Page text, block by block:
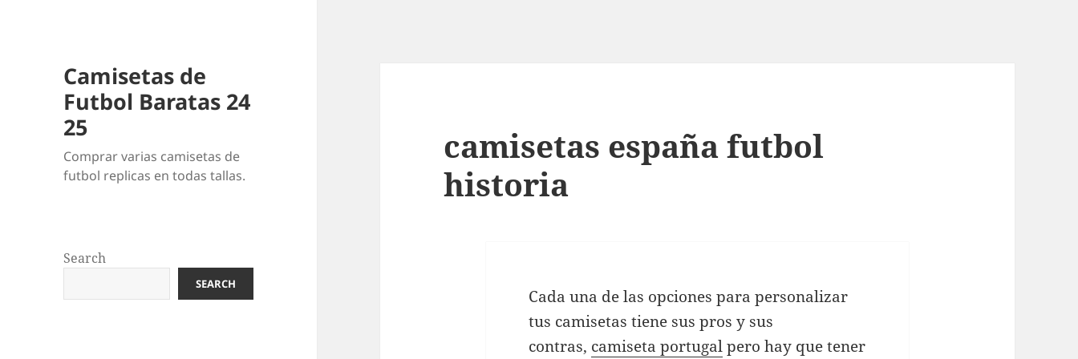
Camisetas de
Futbol Baratas 24
25
Comprar varias camisetas de
futbol replicas en todas tallas.
Search
SEARCH
camisetas españa futbol
historia
Cada una de las opciones para personalizar
tus camisetas tiene sus pros y sus
contras, camiseta portugalpero hay que tener